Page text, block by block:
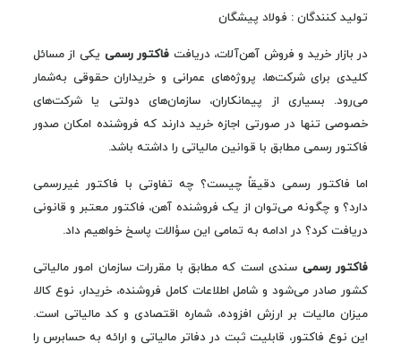
تولید کنندگان : فولاد پیشگان
در بازار خرید و فروش آهن‌آلات، دریافت فاکتور رسمی یکی از مسائل
کلیدی برای شرکت‌ها، پروژه‌های عمرانی و خریداران حقوقی به‌شمار
می‌رود. بسیاری از پیمانکاران، سازمان‌های دولتی یا شرکت‌های
خصوصی تنها در صورتی اجازه خرید دارند که فروشنده امکان صدور
فاکتور رسمی مطابق با قوانین مالیاتی را داشته باشد.
اما فاکتور رسمی دقیقاً چیست؟ چه تفاوتی با فاکتور غیررسمی
دارد؟ و چگونه می‌توان از یک فروشنده آهن، فاکتور معتبر و قانونی
دریافت کرد؟ در ادامه به تمامی این سؤالات پاسخ خواهیم داد.
فاکتور رسمی سندی است که مطابق با مقررات سازمان امور مالیاتی
کشور صادر می‌شود و شامل اطلاعات کامل فروشنده، خریدار، نوع کالا،
میزان مالیات بر ارزش افزوده، شماره اقتصادی و کد مالیاتی است.
این نوع فاکتور، قابلیت ثبت در دفاتر مالیاتی و ارائه به حسابرس را